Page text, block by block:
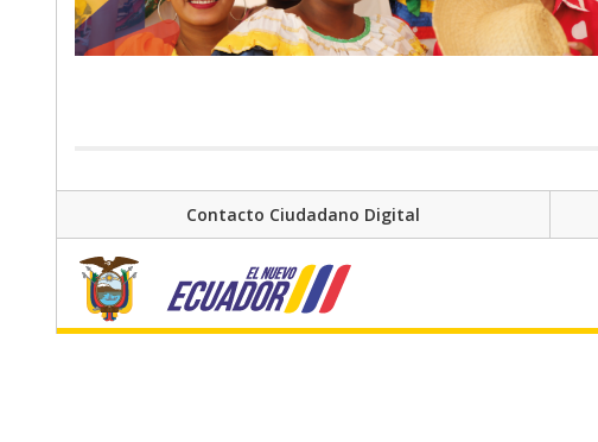
Contacto Ciudadano Digital